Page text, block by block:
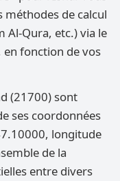
méthodes de calcul
Al-Qura, etc.) via le
en fonction de vos
(21700) sont
ses coordonnées
longitude
de la
entre divers